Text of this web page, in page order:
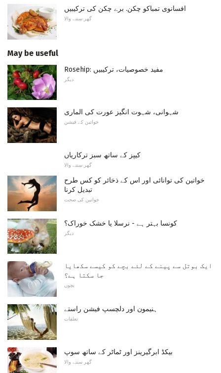
افسانوی تمباکو چکن. برے چکن کی ترکیبیں
گھر سننے والا
May be useful
Rosehip: مفید خصوصیات، ترکیبیں
دیگر
شہوانی، شہوت انگیز عورت کی الماری
خواتین کے فیشن
کیپز کے ساتھ سبز ترکاریاں
گھر سننے والا
خواتین کی توانائی اور اس کے ذخائر کو کس طرح
تبدیل کرنا
خواتین کی صحت
کونسا بہتر ہے - نرسلا یا خشک خوراک؟
دیگر
ایک بوتل سے پینے کے لئے بچے کو کیسے سکھایا
جا سکتا ہے؟
بچوں
ہنیمون اور دلچسپ فیشن راستے
تعلقات
بیکڈ ابرگیرینز اور ٹماٹر کے ساتھ سوپ
گھر سننے والا